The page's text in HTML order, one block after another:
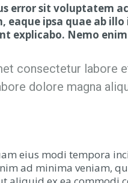
error sit voluptatem
ipsa quae ab
explicabo. Nemo
consectetur labore
dolore magna
eius modi tempora
ad minima veniam,